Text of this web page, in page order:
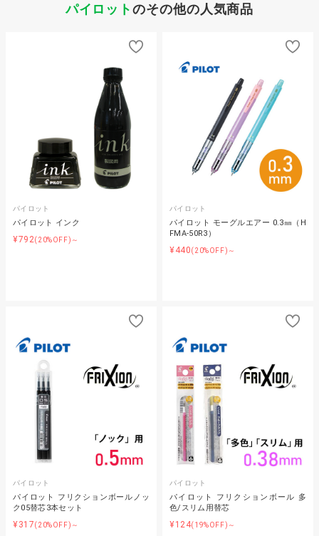
パイロットのその他の人気商品
パイロット
パイロット インク
¥792(20%OFF)～
パイロット
パイロット モーグルエアー 0.3㎜（H
FMA-50R3）
¥440(20%OFF)～
パイロット
パイロット フリクションボールノッ
ク05替芯3本セット
¥317(20%OFF)～
パイロット
パイロット フリクションボール 多
色/スリム用替芯
¥124(19%OFF)～